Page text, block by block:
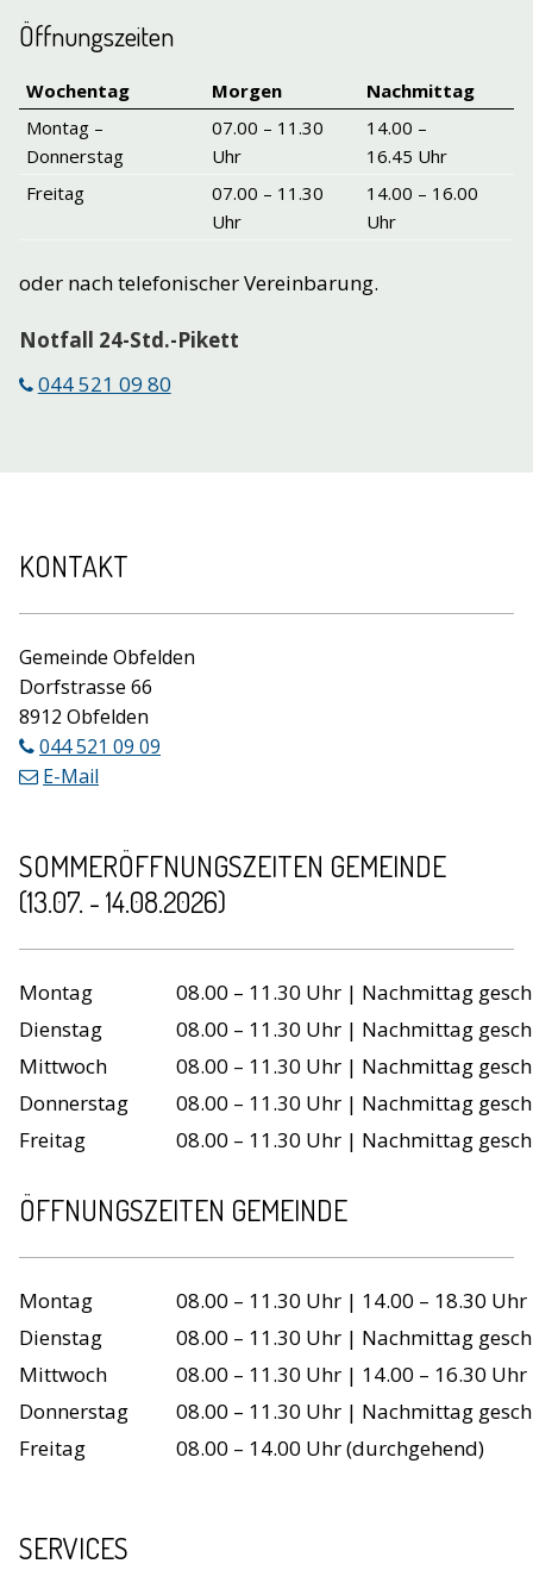
Öffnungszeiten
Wochentag Morgen
Nachmittag
Montag –
Donnerstag
07.00 – 11.30
Uhr
14.00 –
16.45 Uhr
Freitag
07.00 – 11.30
Uhr
14.00 – 16.00
Uhr
oder nach telefonischer Vereinbarung.
Notfall 24-Std.-Pikett
044 521 09 80
Footer
KONTAKT
Gemeinde Obfelden
Dorfstrasse 66
8912 Obfelden
044 521 09 09
E-Mail
SOMMERÖFFNUNGSZEITEN GEMEINDE
(13.07. - 14.08.2026)
Wochentag Öffnungszeiten
Montag
08.00 – 11.30 Uhr | Nachmittag
Dienstag
08.00 – 11.30 Uhr | Nachmittag
Mittwoch
08.00 – 11.30 Uhr | Nachmittag
Donnerstag
08.00 – 11.30 Uhr | Nachmittag
Freitag
08.00 – 11.30 Uhr | Nachmittag
ÖFFNUNGSZEITEN GEMEINDE
Wochentag Öffnungszeiten
Montag
08.00 – 11.30 Uhr | 14.00 – 18.30 Uhr
Dienstag
08.00 – 11.30 Uhr | Nachmittag
Mittwoch
08.00 – 11.30 Uhr | 14.00 – 16.30 Uhr
Donnerstag
08.00 – 11.30 Uhr | Nachmittag
Freitag
08.00 – 14.00 Uhr (durchgehend)
SERVICES